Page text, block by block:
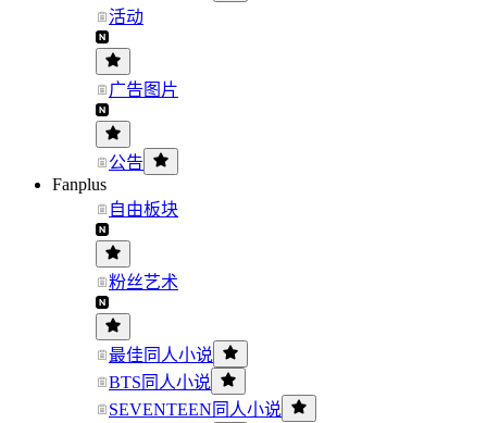
活动
广告图片
公告
Fanplus
自由板块
粉丝艺术
最佳同人小说
BTS同人小说
SEVENTEEN同人小说